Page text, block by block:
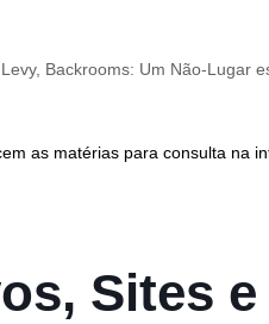
Backrooms: Um Não-Lugar
as matérias para consulta na
Sites